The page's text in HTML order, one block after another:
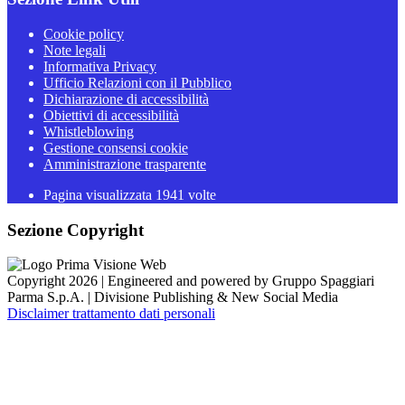
Cookie policy
Note legali
Informativa Privacy
Ufficio Relazioni con il Pubblico
Dichiarazione di accessibilità
Obiettivi di accessibilità
Whistleblowing
Gestione consensi cookie
Amministrazione trasparente
Pagina visualizzata 1941 volte
Sezione Copyright
Copyright 2026 | Engineered and powered by Gruppo Spaggiari
Parma S.p.A. | Divisione Publishing & New Social Media
Disclaimer trattamento dati personali